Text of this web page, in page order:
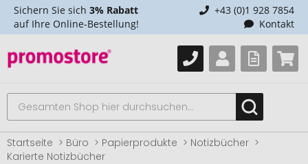
Sichern Sie sich 3% Rabatt
auf Ihre Online-Bestellung!
+43 (0)1 928 7854
Kontakt
Startseite Büro Papierprodukte
Notizbücher
Karierte Notizbücher